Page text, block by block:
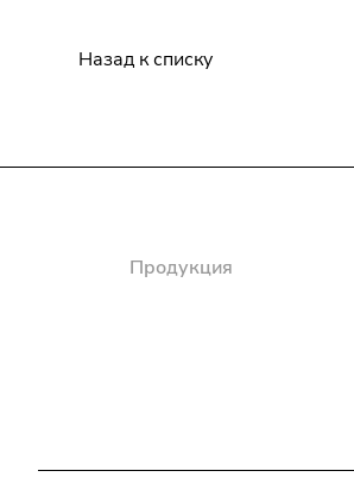
Назад к списку
Продукция